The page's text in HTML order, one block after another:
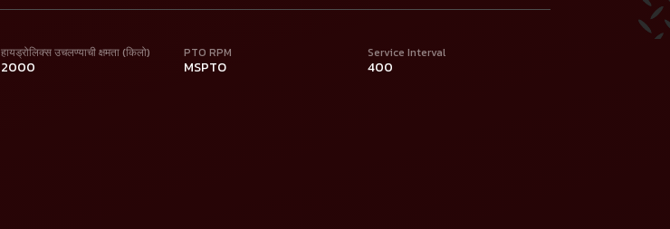
हायड्रोलिक्स उचलण्याची क्षमता (किलो)
2000
PTO RPM
MSPTO
Service Interval
400